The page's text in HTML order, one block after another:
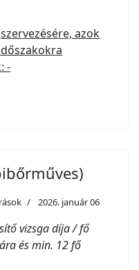
azok
-
2026. január 06
vizsga díja / fő
és min. 12 fő